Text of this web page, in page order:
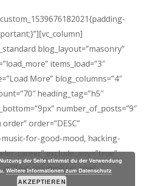
blog_layout=”masonry”
items_load=”3″
More” blog_columns=”4″
heading_tag=”h5″
number_of_posts=”9″
order=”DESC”
music-for-good-mood, hacking-
career” exclude_any=”true”
vc_column][/vc_row]
der Seite stimmst du der Verwendung
Weitere Informationen zum Datenschutz
AKZEPTIEREN